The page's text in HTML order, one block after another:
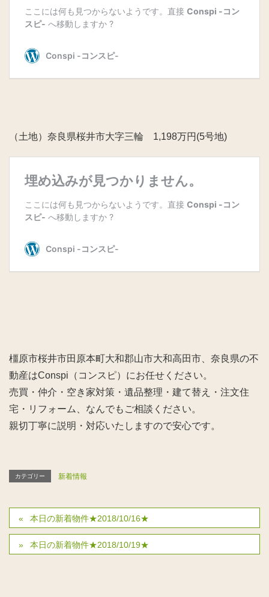
（土地）奈良県桜井市大字三輪 1,198万円(5号地)
橿原市桜井市田原本町大和郡山市大和高田市、奈良県の不
動産はConspi（コンスピ）にお任せください。
売買・仲介・空き家対策・遺品整理・建て替え・注文住
宅・リフォーム、なんでもご相談ください。
親切丁寧に説明・対応いたしますので安心です。
カテゴリー 新着情報
本日の新着物件★2018/10/16★
本日の新着物件★2018/10/19★